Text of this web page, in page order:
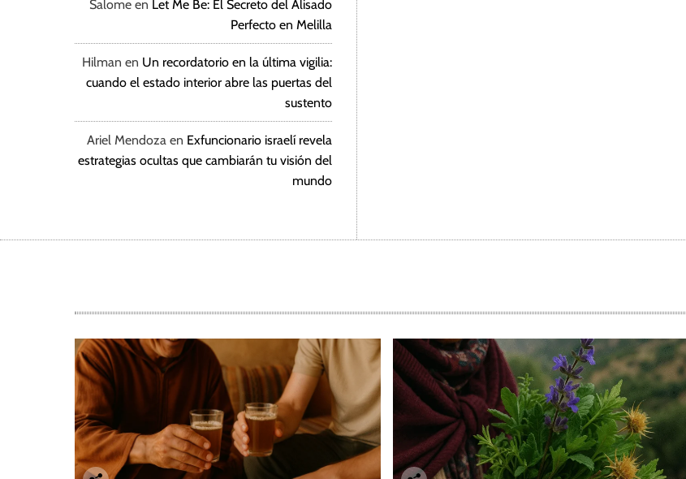
Salome en Let Me Be: El Secreto del Alisado
Perfecto en Melilla
Hilman en Un recordatorio en la última vigilia:
cuando el estado interior abre las puertas del
sustento
Ariel Mendoza en Exfuncionario israelí revela
estrategias ocultas que cambiarán tu visión del
mundo